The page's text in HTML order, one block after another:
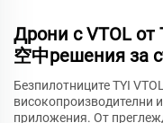
Дрони с VTOL
空中решения за
Безпилотниците TYI
високопроизводителни
приложения. От